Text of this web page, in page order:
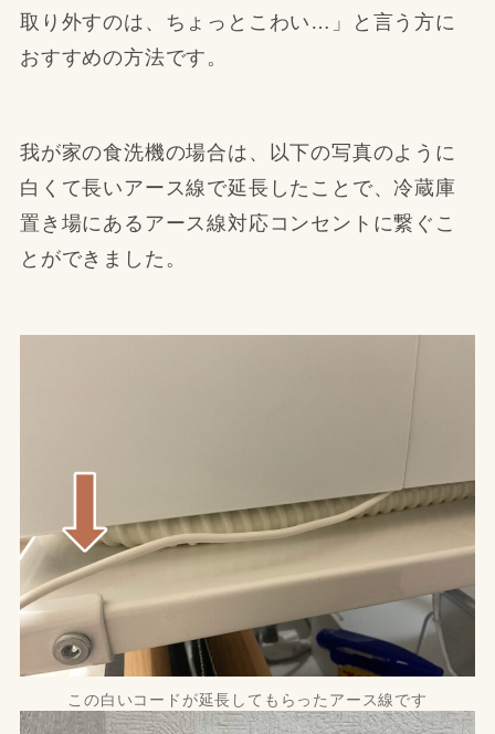
取り外すのは、ちょっとこわい…」と言う方に
おすすめの方法です。
我が家の食洗機の場合は、以下の写真のように
白くて長いアース線で延長したことで、冷蔵庫
置き場にあるアース線対応コンセントに繋ぐこ
とができました。
この白いコードが延長してもらったアース線です